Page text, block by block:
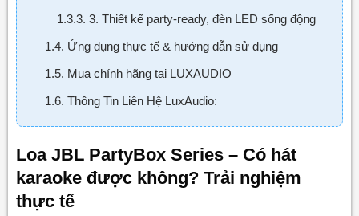
1.3.3. 3. Thiết kế party-ready, đèn LED sống động
1.4. Ứng dụng thực tế & hướng dẫn sử dụng
1.5. Mua chính hãng tại LUXAUDIO
1.6. Thông Tin Liên Hệ LuxAudio:
Loa JBL PartyBox Series – Có hát
karaoke được không? Trải nghiệm
thực tế